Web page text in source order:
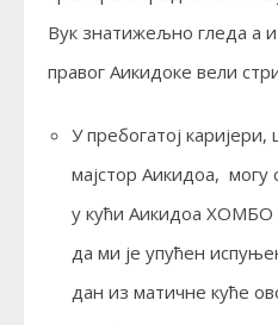
Вук знатижељно гледа а
правог Аикидоке вели
У пребогатој
мајстор Аикидоа, могу
у кући Аикидоа
да ми је упућен
дан из матичне куће